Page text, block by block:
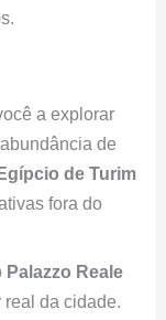
a explorar
de
de Turim
fora do
Palazzo Reale
da cidade.